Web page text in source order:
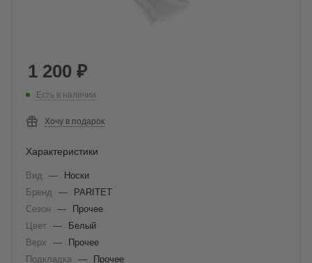
1 200 ₽
Есть в наличии
Хочу в подарок
Характеристики
Вид —
Носки
Бренд
—
PARITET
Сезон
—
Прочее
Цвет —
Белый
Верх
—
Прочее
Подкладка
—
Прочее